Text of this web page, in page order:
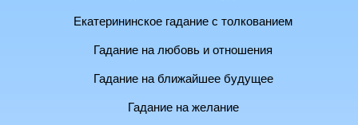
Екатерининское гадание с толкованием
Гадание на любовь и отношения
Гадание на ближайшее будущее
Гадание на желание